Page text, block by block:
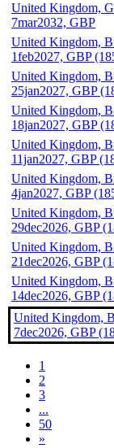
United Kingdom,
7mar2032, GBP
United Kingdom,
1feb2027, GBP
United Kingdom,
25jan2027, GBP
United Kingdom,
18jan2027, GBP
United Kingdom,
11jan2027, GBP
United Kingdom,
4jan2027, GBP
United Kingdom,
29dec2026, GBP
United Kingdom,
21dec2026, GBP
United Kingdom,
14dec2026, GBP
United Kingdom,
7dec2026, GBP
1
2
3
...
50
»